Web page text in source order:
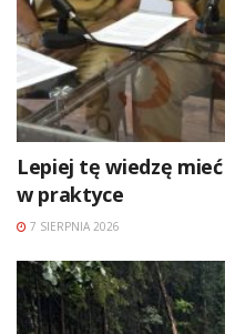
Lepiej tę wiedzę
w praktyce
7 SIERPNIA 2026